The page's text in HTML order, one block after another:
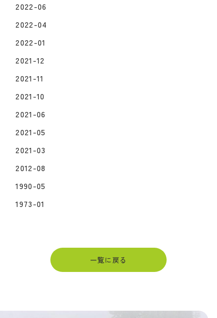
2022-06
2022-04
2022-01
2021-12
2021-11
2021-10
2021-06
2021-05
2021-03
2012-08
1990-05
1973-01
一覧に戻る